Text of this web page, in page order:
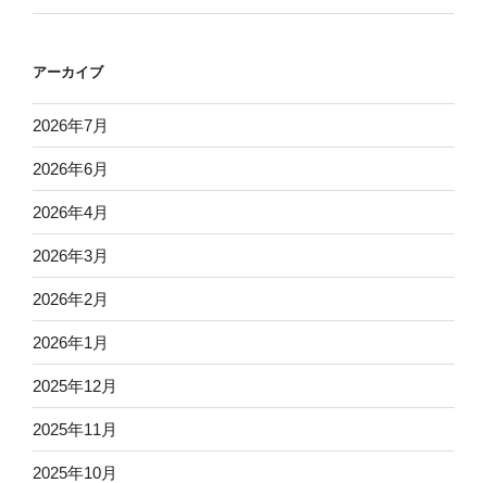
アーカイブ
2026年7月
2026年6月
2026年4月
2026年3月
2026年2月
2026年1月
2025年12月
2025年11月
2025年10月